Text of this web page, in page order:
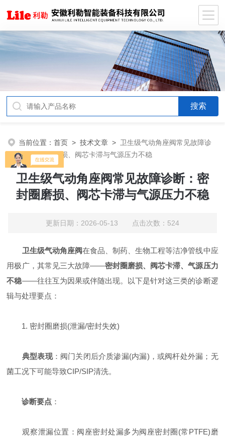
当前位置：首页 >技术文章 > 卫生级气动角座阀常见故障诊
断：密封圈磨损、阀芯卡滞与气源压力不稳
卫生级气动角座阀常见故障诊断：密
封圈磨损、阀芯卡滞与气源压力不稳
更新日期：2026-05-13 点击次数：524
卫生级气动角座阀在食品、制药、生物工程等洁净管线中应
用极广，其常见三大故障——密封圈磨损、阀芯卡滞、气源压力
不稳——往往互为因果或伴随出现。以下是针对这三类的诊断逻
辑与处理要点：
1. 密封圈磨损(泄漏/密封失效)
典型表现：阀门关闭后介质渗漏(内漏)，或阀杆处外漏；无
菌工况下可能导致CIP/SIP清洗。
诊断要点 ：
观察泄漏位置：阀座密封处漏多为阀座密封圈(常PTFE)磨